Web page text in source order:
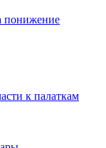
понижение
к палаткам